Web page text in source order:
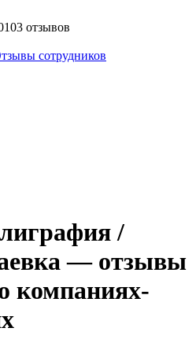
отзывов
/
— отзывы
компаниях-